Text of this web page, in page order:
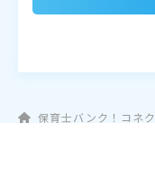
保育士バンク！コネ